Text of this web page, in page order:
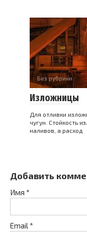
Без рубрики
Изложницы
Для отливки
чугун. Стойкость
наливов, а расход
Добавить
Имя *
Email*